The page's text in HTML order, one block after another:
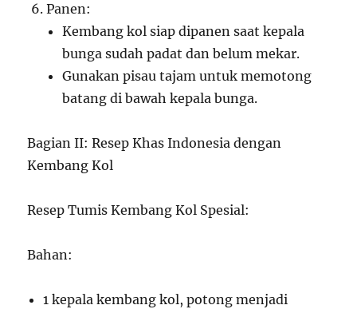
Panen:
Kembang kol siap dipanen saat kepala
bunga sudah padat dan belum mekar.
Gunakan pisau tajam untuk memotong
batang di bawah kepala bunga.
Bagian II: Resep Khas Indonesia dengan
Kembang Kol
Resep Tumis Kembang Kol Spesial:
Bahan:
1 kepala kembang kol, potong menjadi